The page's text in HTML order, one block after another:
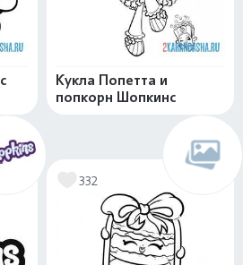
Кукла Попетта и
попкорн Шопкинс
332